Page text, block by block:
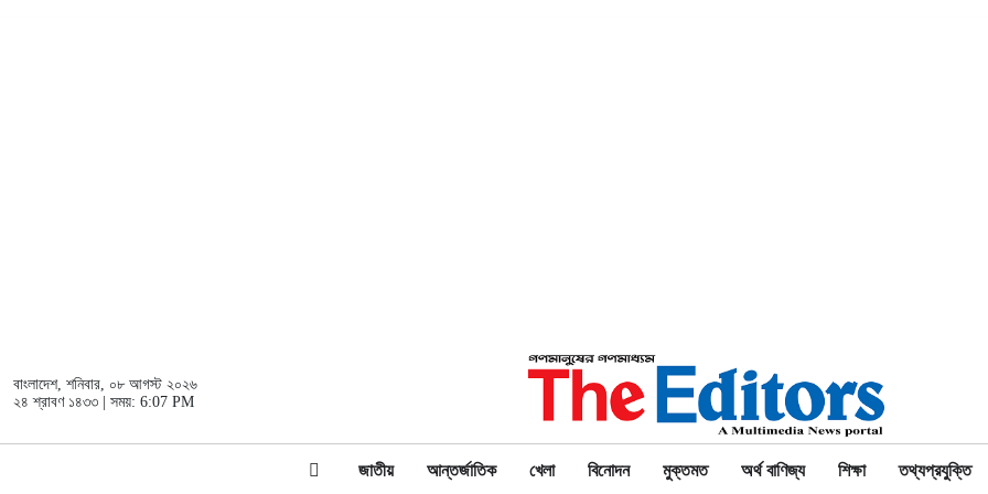
বাংলাদেশ, শনিবার, ০৮ আগস্ট ২০২৬
২৪ শ্রাবণ ১৪৩৩ | সময়: 6:07 PM
জাতীয় আন্তর্জাতিক খেলা বিনোদন মুক্তমত অর্থ বাণিজ্য শিক্ষা তথ্যপ্রযুক্তি